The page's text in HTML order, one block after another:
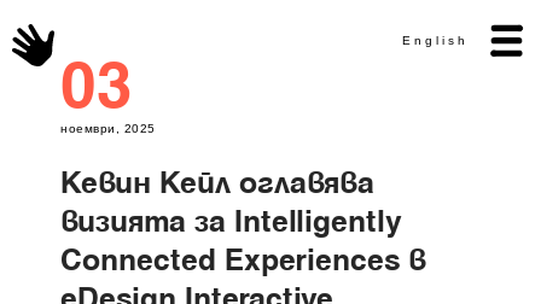
English
03
ноември, 2025
Кевин Кейл оглавява
визията за Intelligently
Connected Experiences в